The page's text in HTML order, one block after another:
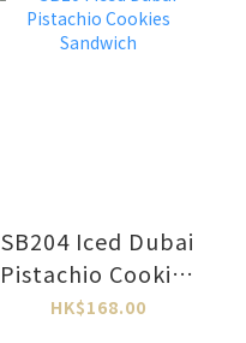
SB204 Iced Dubai
Pistachio Cookies
Sandwich
HK$168.00